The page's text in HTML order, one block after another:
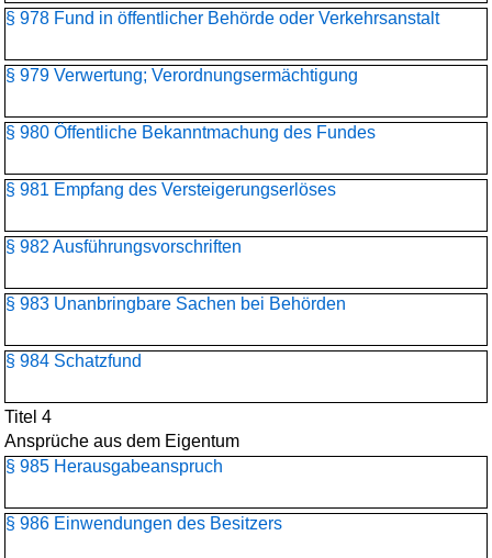
§ 978 Fund in öffentlicher Behörde oder Verkehrsanstalt
§ 979 Verwertung; Verordnungsermächtigung
§ 980 Öffentliche Bekanntmachung des Fundes
§ 981 Empfang des Versteigerungserlöses
§ 982 Ausführungsvorschriften
§ 983 Unanbringbare Sachen bei Behörden
§ 984 Schatzfund
Titel 4
Ansprüche aus dem Eigentum
§ 985 Herausgabeanspruch
§ 986 Einwendungen des Besitzers